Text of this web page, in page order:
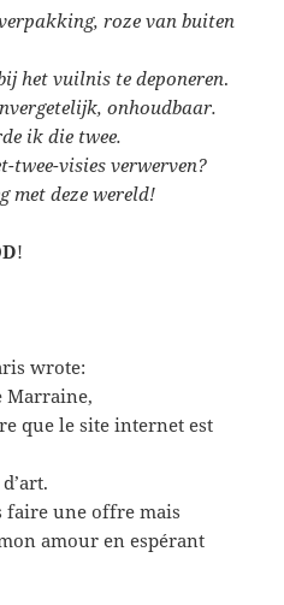
roze van buiten
het vuilnis te deponeren.
onhoudbaar.
ik die twee.
twee-visies verwerven?
met deze wereld!
!
wrote:
Marraine,
que le site internet est
faire une offre mais
amour en espérant